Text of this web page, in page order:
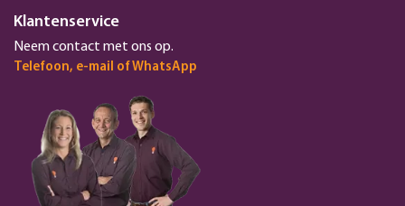
Klantenservice
Neem contact met ons op.
Telefoon, e-mail of WhatsApp